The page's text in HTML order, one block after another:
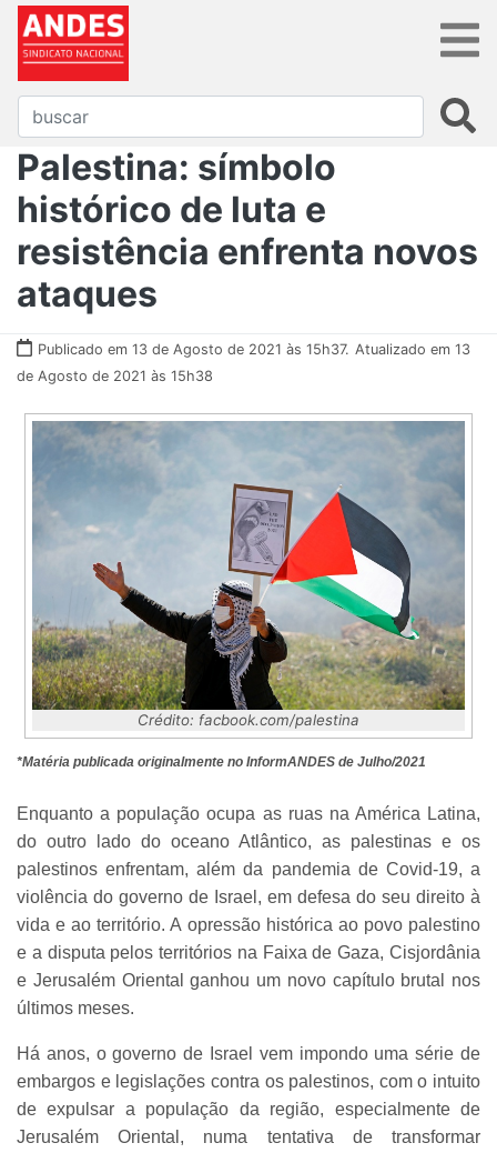
Palestina: símbolo
histórico de luta e
resistência enfrenta novos
ataques
Publicado em 13 de Agosto de 2021 às 15h37. Atualizado em 13
de Agosto de 2021 às 15h38
Crédito: facbook.com/palestina
*Matéria publicada originalmente no InformANDES de Julho/2021
Enquanto a população ocupa as ruas na América Latina,
do outro lado do oceano Atlântico, as palestinas e os
palestinos enfrentam, além da pandemia de Covid-19, a
violência do governo de Israel, em defesa do seu direito à
vida e ao território. A opressão histórica ao povo palestino
e a disputa pelos territórios na Faixa de Gaza, Cisjordânia
e Jerusalém Oriental ganhou um novo capítulo brutal nos
últimos meses.
Há anos, o governo de Israel vem impondo uma série de
embargos e legislações contra os palestinos, com o intuito
de expulsar a população da região, especialmente de
Jerusalém Oriental, numa tentativa de transformar